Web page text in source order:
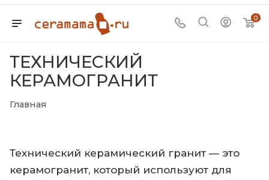
0
ТЕХНИЧЕСКИЙ
КЕРАМОГРАНИТ
Главная
Технический керамический гранит — это
керамогранит, который используют для